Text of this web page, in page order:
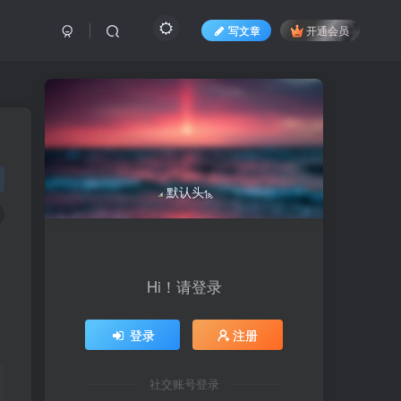
写文章 开通会员
Hi！请登录
登录 注册
社交账号登录